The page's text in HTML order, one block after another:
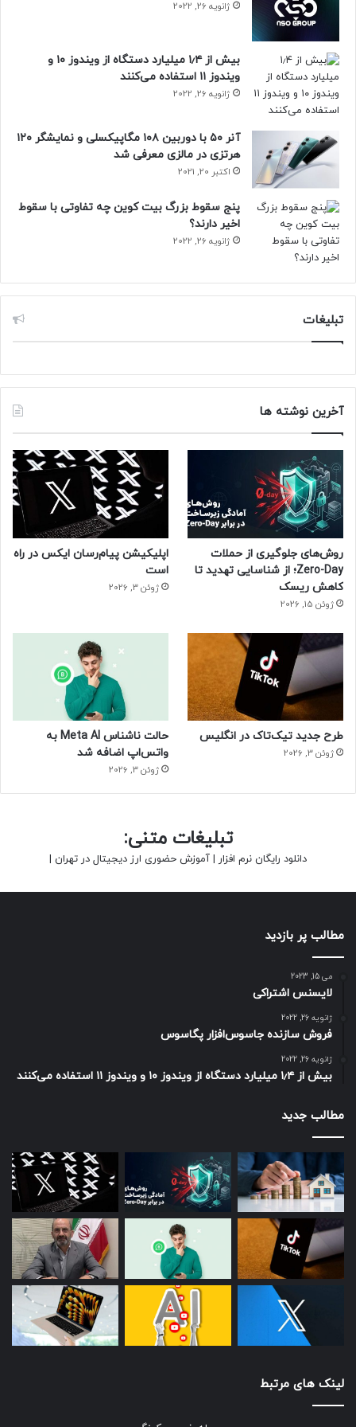
نیوزلن: ابرکامپیوتر سخت افزار مرجع : سايت خبری ايتنا
ژانویه 26, 2022
بیش از ۱٫۴ میلیارد دستگاه از ویندوز ۱۰ و
ویندوز ۱۱ استفاده می‌کنند
ژانویه 26, 2022
آنر ۵۰ با دوربین ۱۰۸ مگاپیکسلی و نمایشگر ۱۲۰
هرتزی در مالزی معرفی شد
اکتبر 20, 2021
پنج سقوط بزرگ بیت کوین چه تفاوتی با سقوط
اخیر دارند؟
ژانویه 26, 2022
تبلیغات
آخرین نوشته ها
روش‌های جلوگیری از حملات
Zero-Day؛ از شناسایی تهدید تا
کاهش ریسک
ژوئن 15, 2026
اپلیکیشن پیام‌رسان ایکس در راه
است
ژوئن 3, 2026
طرح جدید تیک‌تاک در انگلیس
ژوئن 3, 2026
حالت ناشناس Meta AI به
واتس‌اپ اضافه شد
ژوئن 3, 2026
تبلیغات متنی:
دانلود رایگان نرم افزار | آموزش حضوری ارز دیجیتال در تهران |
مطالب پر بازدید
می 15, 2023
لایسنس اشتراکی
ژانویه 26, 2022
فروش سازنده جاسوس‌افزار پگاسوس
ژانویه 26, 2022
بیش از ۱٫۴ میلیارد دستگاه از ویندوز ۱۰ و ویندوز ۱۱ استفاده می‌کنند
مطالب جدید
لینک های مرتبط